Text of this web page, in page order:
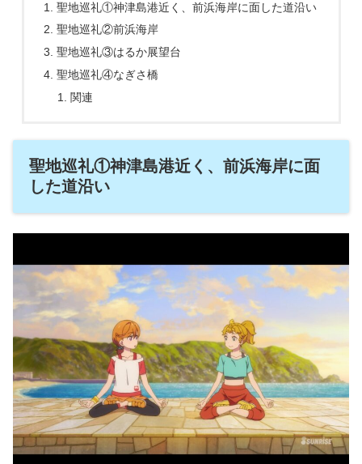
聖地巡礼①神津島港近く、前浜海岸に面した道沿い
聖地巡礼②前浜海岸
聖地巡礼③はるか展望台
聖地巡礼④なぎさ橋
関連
聖地巡礼①神津島港近く、前浜海岸に面
した道沿い